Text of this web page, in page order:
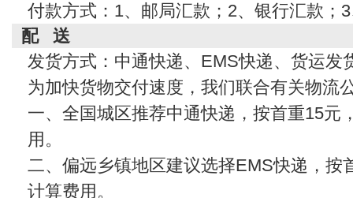
付款方式：1、邮局汇款；2、银行汇款；
配 送
发货方式：中通快递、EMS快递、货运发
为加快货物交付速度，我们联合有关物流
一、全国城区推荐中通快递，按首重15元
用。
二、偏远乡镇地区建议选择EMS快递，按
计算费用。